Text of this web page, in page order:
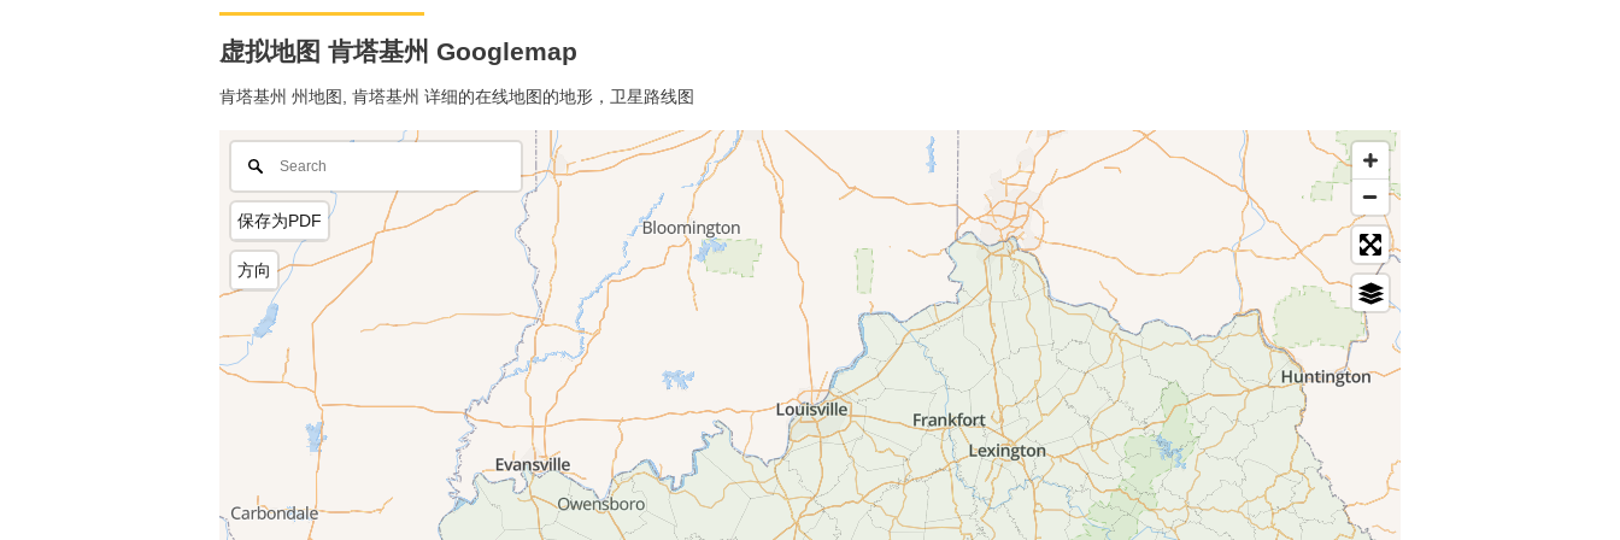
虚拟地图 肯塔基州 Googlemap
肯塔基州 州地图, 肯塔基州 详细的在线地图的地形，卫星路线图
保存为PDF
方向